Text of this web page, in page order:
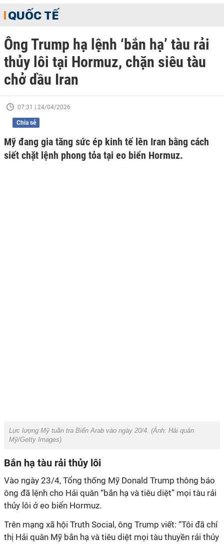
QUỐC TẾ
Ông Trump hạ lệnh ‘bắn hạ’ tàu rải
thủy lôi tại Hormuz, chặn siêu tàu
chở dầu Iran
07:31 | 24/04/2026
Chia sẻ
Mỹ đang gia tăng sức ép kinh tế lên Iran bằng cách
siết chặt lệnh phong tỏa tại eo biển Hormuz.
Lực lượng Mỹ tuần tra Biển Arab vào ngày 20/4. (Ảnh: Hải quân
Mỹ/Getty Images).
Bắn hạ tàu rải thủy lôi
Vào ngày 23/4, Tổng thống Mỹ Donald Trump thông báo
ông đã lệnh cho Hải quân “bắn hạ và tiêu diệt” mọi tàu rải
thủy lôi ở eo biển Hormuz.
Trên mạng xã hội Truth Social, ông Trump viết: “Tôi đã chỉ
thị Hải quân Mỹ bắn hạ và tiêu diệt mọi tàu thuyền rải thủy